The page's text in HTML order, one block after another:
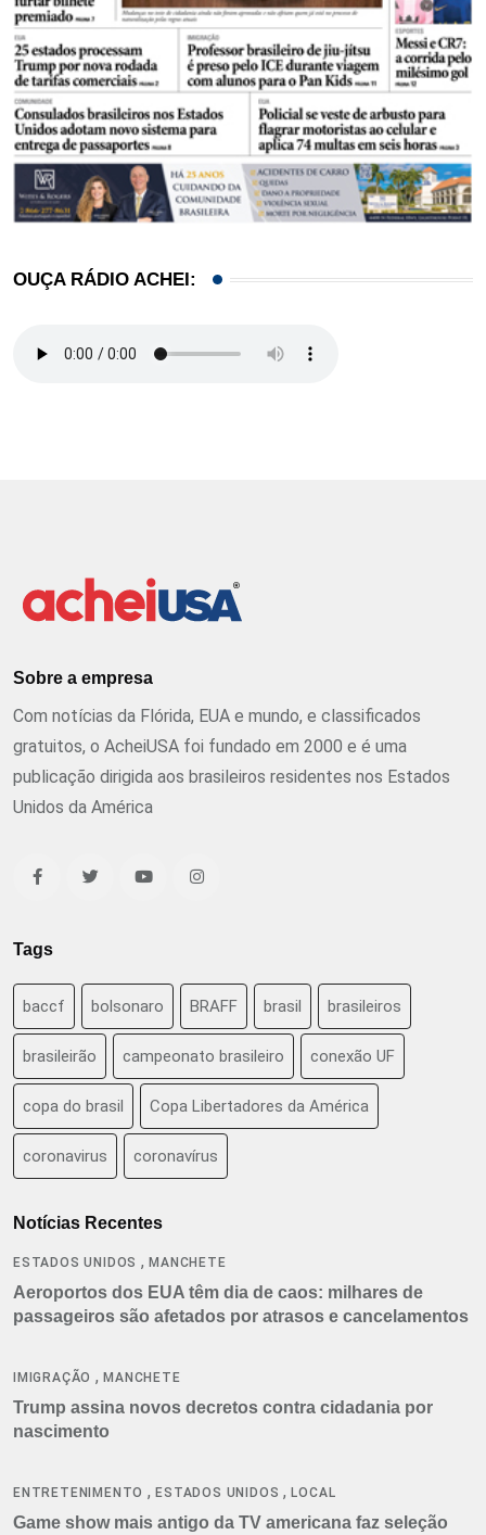
OUÇA RÁDIO ACHEI:
Sobre a empresa
Com notícias da Flórida, EUA e mundo, e classificados
gratuitos, o AcheiUSA foi fundado em 2000 e é uma
publicação dirigida aos brasileiros residentes nos Estados
Unidos da América
Tags
baccf bolsonaro BRAFF brasil brasileiros
brasileirão campeonato brasileiro conexão UF
copa do brasil Copa Libertadores da América
coronavirus coronavírus
Notícias Recentes
ESTADOS UNIDOS ,MANCHETE
Aeroportos dos EUA têm dia de caos: milhares de
passageiros são afetados por atrasos e cancelamentos
IMIGRAÇÃO ,MANCHETE
Trump assina novos decretos contra cidadania por
nascimento
ENTRETENIMENTO ,ESTADOS UNIDOS ,LOCAL
Game show mais antigo da TV americana faz seleção